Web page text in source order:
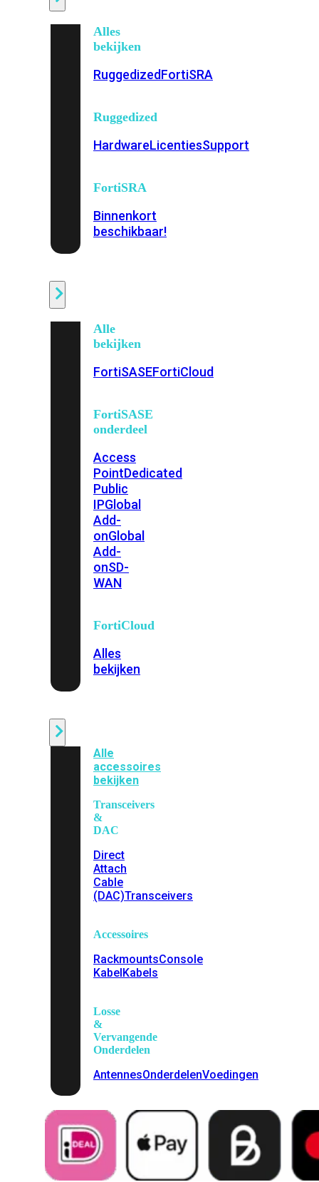
Alles
bekijken
RuggedizedFortiSRA
Ruggedized
HardwareLicentiesSupport
FortiSRA
Binnenkort
beschikbaar!
Alle
bekijken
FortiSASEFortiCloud
FortiSASE
onderdeel
Access
PointDedicated
Public
IPGlobal
Add-
onGlobal
Add-
onSD-
WAN
FortiCloud
Alles
bekijken
Alle
accessoires
bekijken
Transceivers
&
DAC
Direct
Attach
Cable
(DAC)Transceivers
Accessoires
RackmountsConsole
KabelKabels
Losse
&
Vervangende
Onderdelen
AntennesOnderdelenVoedingen